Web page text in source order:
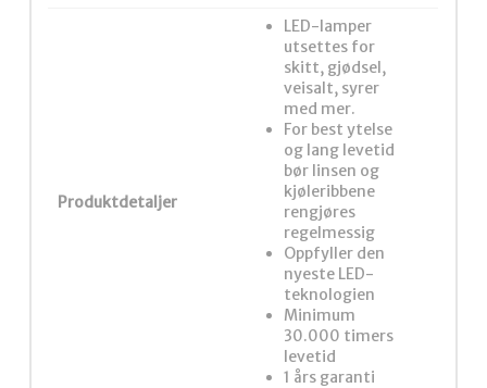
Produktdetaljer
LED-lamper
utsettes for
skitt, gjødsel,
veisalt, syrer
med mer.
For best ytelse
og lang levetid
bør linsen og
kjøleribbene
rengjøres
regelmessig
Oppfyller den
nyeste LED-
teknologien
Minimum
30.000 timers
levetid
1 års garanti